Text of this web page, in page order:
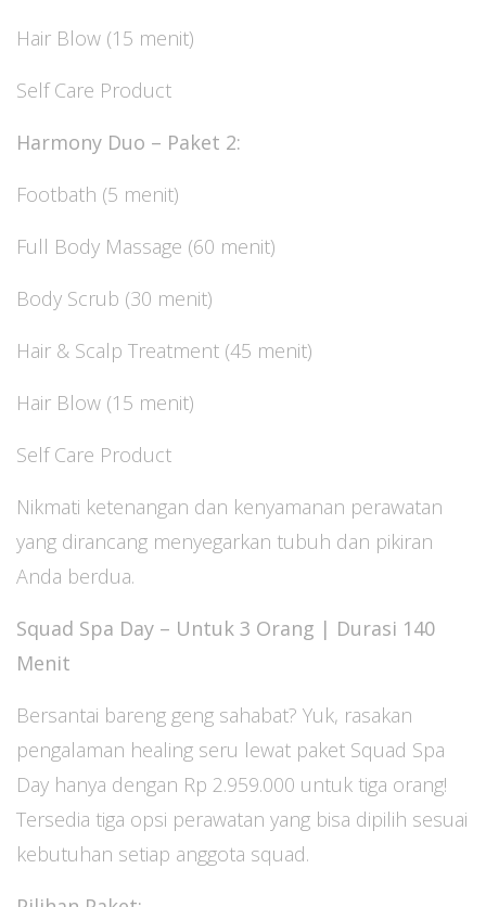
Hair Blow (15 menit)
Self Care Product
Harmony Duo – Paket 2:
Footbath (5 menit)
Full Body Massage (60 menit)
Body Scrub (30 menit)
Hair & Scalp Treatment (45 menit)
Hair Blow (15 menit)
Self Care Product
Nikmati ketenangan dan kenyamanan perawatan
yang dirancang menyegarkan tubuh dan pikiran
Anda berdua.
Squad Spa Day – Untuk 3 Orang | Durasi 140
Menit
Bersantai bareng geng sahabat? Yuk, rasakan
pengalaman healing seru lewat paket Squad Spa
Day hanya dengan Rp 2.959.000 untuk tiga orang!
Tersedia tiga opsi perawatan yang bisa dipilih sesuai
kebutuhan setiap anggota squad.